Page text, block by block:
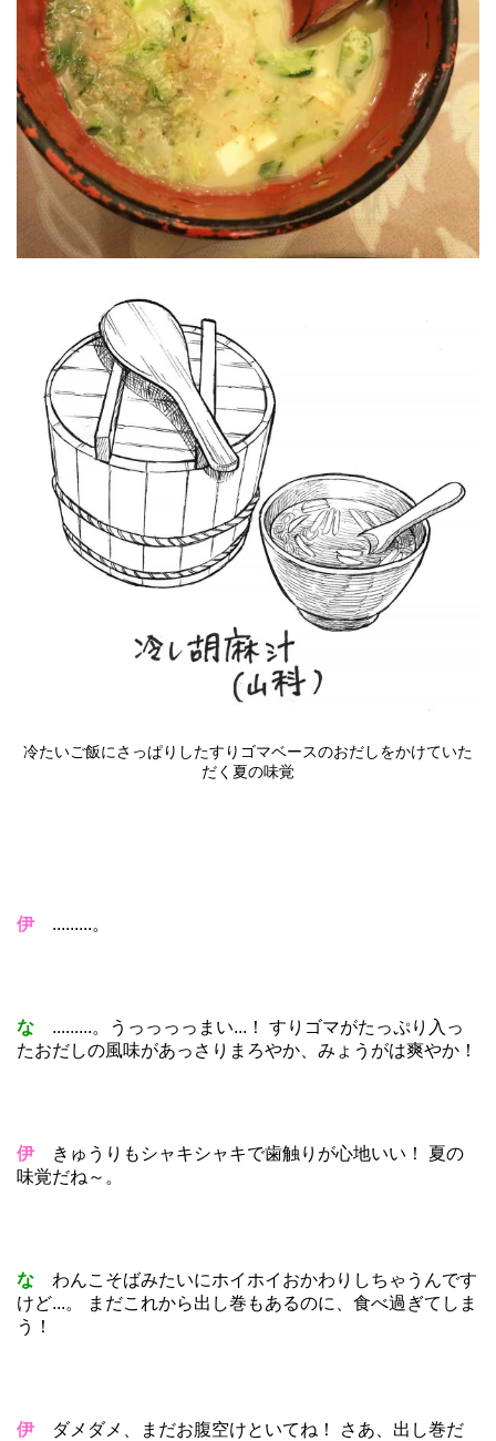
冷たいご飯にさっぱりしたすりゴマベースのおだしをかけていた
だく夏の味覚
伊 .........。
な .........。うっっっっまい...！ すりゴマがたっぷり入っ
たおだしの風味があっさりまろやか、みょうがは爽やか！
伊 きゅうりもシャキシャキで歯触りが心地いい！ 夏の
味覚だね～。
な わんこそばみたいにホイホイおかわりしちゃうんです
けど...。 まだこれから出し巻もあるのに、食べ過ぎてしま
う！
伊 ダメダメ、まだお腹空けといてね！ さあ、出し巻だ